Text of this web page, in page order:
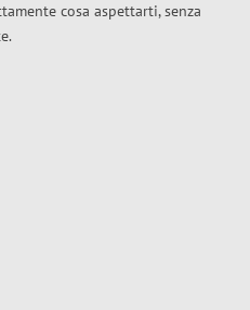
cosa aspettarti, senza